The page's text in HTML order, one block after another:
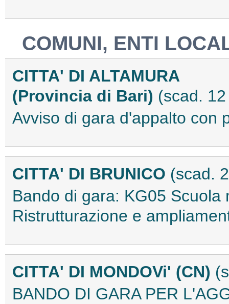
COMUNI, ENTI
CITTA' DI ALTAMURA
(Provincia di Bari) (scad.
Avviso di gara d'appalto con
CITTA' DI BRUNICO (scad.
Bando di gara: KG05
Ristrutturazione e
CITTA' DI MONDOVi' (CN)
BANDO DI GARA PER